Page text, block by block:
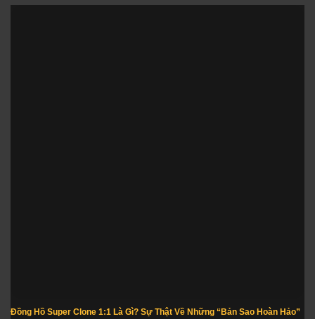
Đồng Hồ Super Clone 1:1 Là Gì? Sự Thật Về Những “Bản Sao Hoàn Hảo”